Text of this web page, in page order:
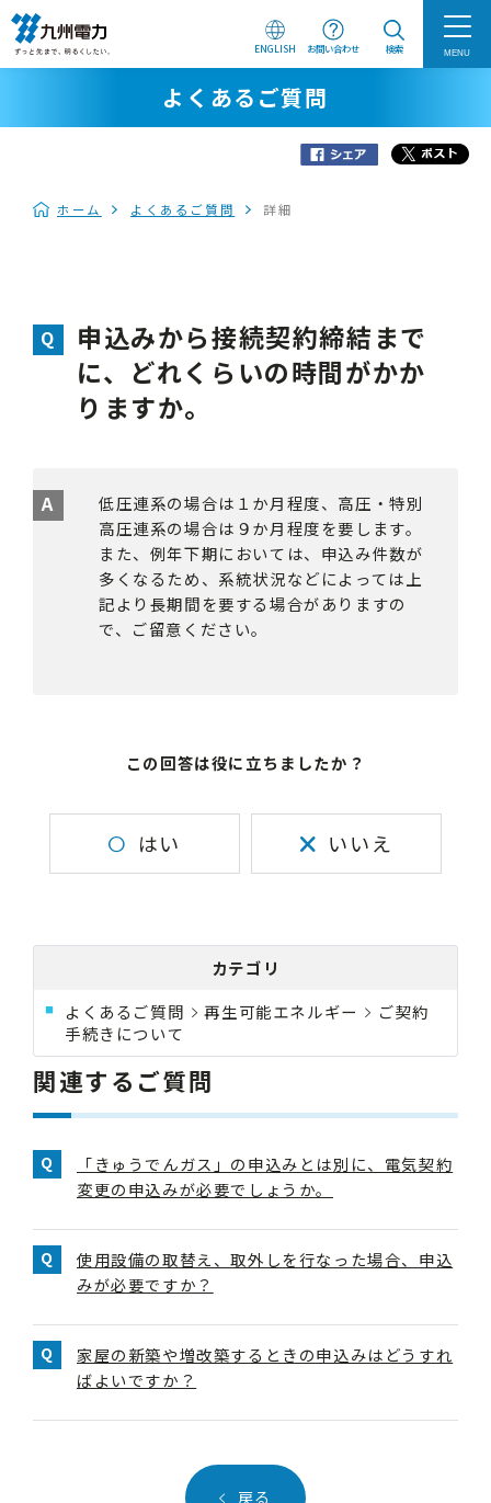
ENGLISH お問い合わせ 検索 MENU
よくあるご質問
ホーム よくあるご質問 詳細
申込みから接続契約締結まで
に、どれくらいの時間がかか
りますか。
低圧連系の場合は１か月程度、高圧・特別
高圧連系の場合は９か月程度を要します。
また、例年下期においては、申込み件数が
多くなるため、系統状況などによっては上
記より長期間を要する場合がありますの
で、ご留意ください。
この回答は役に立ちましたか？
はい いいえ
カテゴリ
よくあるご質問
再生可能エネルギー
ご契約
手続きについて
関連するご質問
「きゅうでんガス」の申込みとは別に、電気契約
変更の申込みが必要でしょうか。
使用設備の取替え、取外しを行なった場合、申込
みが必要ですか？
家屋の新築や増改築するときの申込みはどうすれ
ばよいですか？
戻る